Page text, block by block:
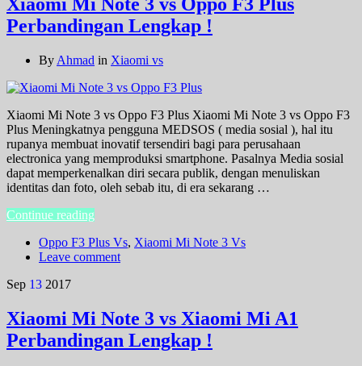
Perbandingan Lengkap !
By Ahmad in Xiaomi vs
Xiaomi Mi Note 3 vs Oppo F3 Plus Xiaomi Mi Note 3 vs Oppo F3
Plus Meningkatnya pengguna MEDSOS ( media sosial ), hal itu
rupanya membuat inovatif tersendiri bagi para perusahaan
electronica yang memproduksi smartphone. Pasalnya Media sosial
dapat memperkenalkan diri secara publik, dengan menuliskan
identitas dan foto, oleh sebab itu, di era sekarang …
Continue reading
Oppo F3 Plus Vs, Xiaomi Mi Note 3 Vs
Leave comment
Sep 13 2017
Xiaomi Mi Note 3 vs Xiaomi Mi A1
Perbandingan Lengkap !